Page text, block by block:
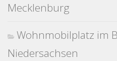
Mecklenburg
Wohnmobilplatz im
Niedersachsen